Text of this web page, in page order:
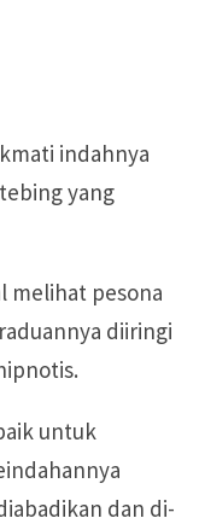
indahnya
yang
melihat pesona
diiringi
untuk
dan di-